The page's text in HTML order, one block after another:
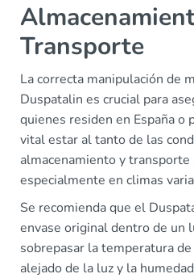
Transporte
La correcta manipulación de
Duspatalin es crucial para
quienes residen en España o
vital estar al tanto de las
almacenamiento y transporte
especialmente en climas
Se recomienda que el
envase original dentro de un
sobrepasar la temperatura
alejado de la luz y la